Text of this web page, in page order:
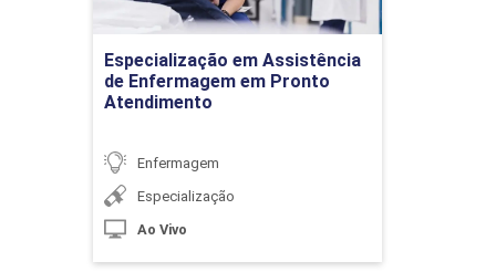
Especialização em Assistência
de Enfermagem em Pronto
Atendimento
Enfermagem
Especialização
Ao Vivo
Ir para Inscrição